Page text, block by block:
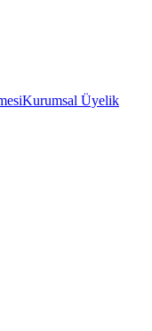
Kurumsal Üyelik